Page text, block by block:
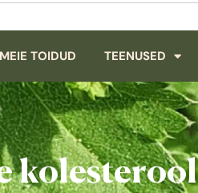
MEIE TOIDUD TEENUSED
kolesterool